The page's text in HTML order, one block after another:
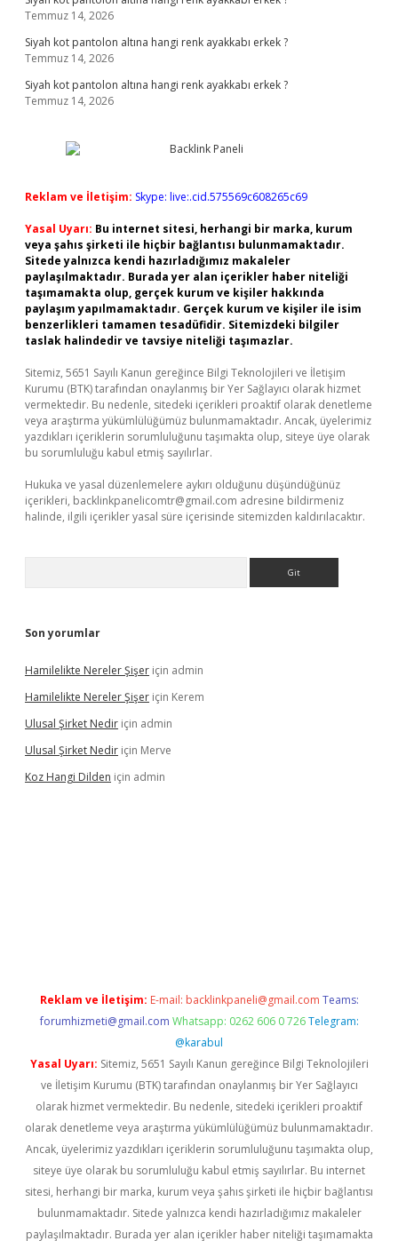
Temmuz 14, 2026
Siyah kot pantolon altına hangi renk ayakkabı erkek ?
Temmuz 14, 2026
Siyah kot pantolon altına hangi renk ayakkabı erkek ?
Temmuz 14, 2026
Reklam ve İletişim: Skype: live:.cid.575569c608265c69
Yasal Uyarı: Bu internet sitesi, herhangi bir marka, kurum
veya şahıs şirketi ile hiçbir bağlantısı bulunmamaktadır.
Sitede yalnızca kendi hazırladığımız makaleler
paylaşılmaktadır. Burada yer alan içerikler haber niteliği
taşımamakta olup, gerçek kurum ve kişiler hakkında
paylaşım yapılmamaktadır. Gerçek kurum ve kişiler ile isim
benzerlikleri tamamen tesadüfidir. Sitemizdeki bilgiler
taslak halindedir ve tavsiye niteliği taşımazlar.
Sitemiz, 5651 Sayılı Kanun gereğince Bilgi Teknolojileri ve İletişim
Kurumu (BTK) tarafından onaylanmış bir Yer Sağlayıcı olarak hizmet
vermektedir. Bu nedenle, sitedeki içerikleri proaktif olarak denetleme
veya araştırma yükümlülüğümüz bulunmamaktadır. Ancak, üyelerimiz
yazdıkları içeriklerin sorumluluğunu taşımakta olup, siteye üye olarak
bu sorumluluğu kabul etmiş sayılırlar.
Hukuka ve yasal düzenlemelere aykırı olduğunu düşündüğünüz
içerikleri, backlinkpanelicomtr@gmail.com adresine bildirmeniz
halinde, ilgili içerikler yasal süre içerisinde sitemizden kaldırılacaktır.
Son yorumlar
Hamilelikte Nereler Şişer için admin
Hamilelikte Nereler Şişer için Kerem
Ulusal Şirket Nedir için admin
Ulusal Şirket Nedir için Merve
Koz Hangi Dilden için admin
Reklam ve İletişim: E-mail: backlinkpaneli@gmail.com Teams:
forumhizmeti@gmail.com Whatsapp: 0262 606 0 726 Telegram:
@karabul
Yasal Uyarı: Sitemiz, 5651 Sayılı Kanun gereğince Bilgi Teknolojileri
ve İletişim Kurumu (BTK) tarafından onaylanmış bir Yer Sağlayıcı
olarak hizmet vermektedir. Bu nedenle, sitedeki içerikleri proaktif
olarak denetleme veya araştırma yükümlülüğümüz bulunmamaktadır.
Ancak, üyelerimiz yazdıkları içeriklerin sorumluluğunu taşımakta olup,
siteye üye olarak bu sorumluluğu kabul etmiş sayılırlar. Bu internet
sitesi, herhangi bir marka, kurum veya şahıs şirketi ile hiçbir bağlantısı
bulunmamaktadır. Sitede yalnızca kendi hazırladığımız makaleler
paylaşılmaktadır. Burada yer alan içerikler haber niteliği taşımamakta